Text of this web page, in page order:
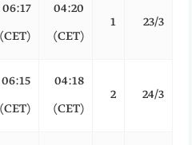
23/3
1
04:20
(CET)
06:17
(CET)
24/3
2
04:18
(CET)
06:15
(CET)